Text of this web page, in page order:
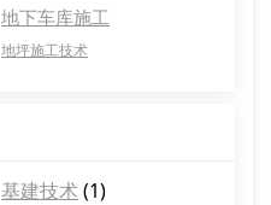
地下车库施工
地坪施工技术
基建技术(1)